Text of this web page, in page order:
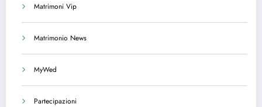
Matrimoni Vip
Matrimonio News
MyWed
Partecipazioni